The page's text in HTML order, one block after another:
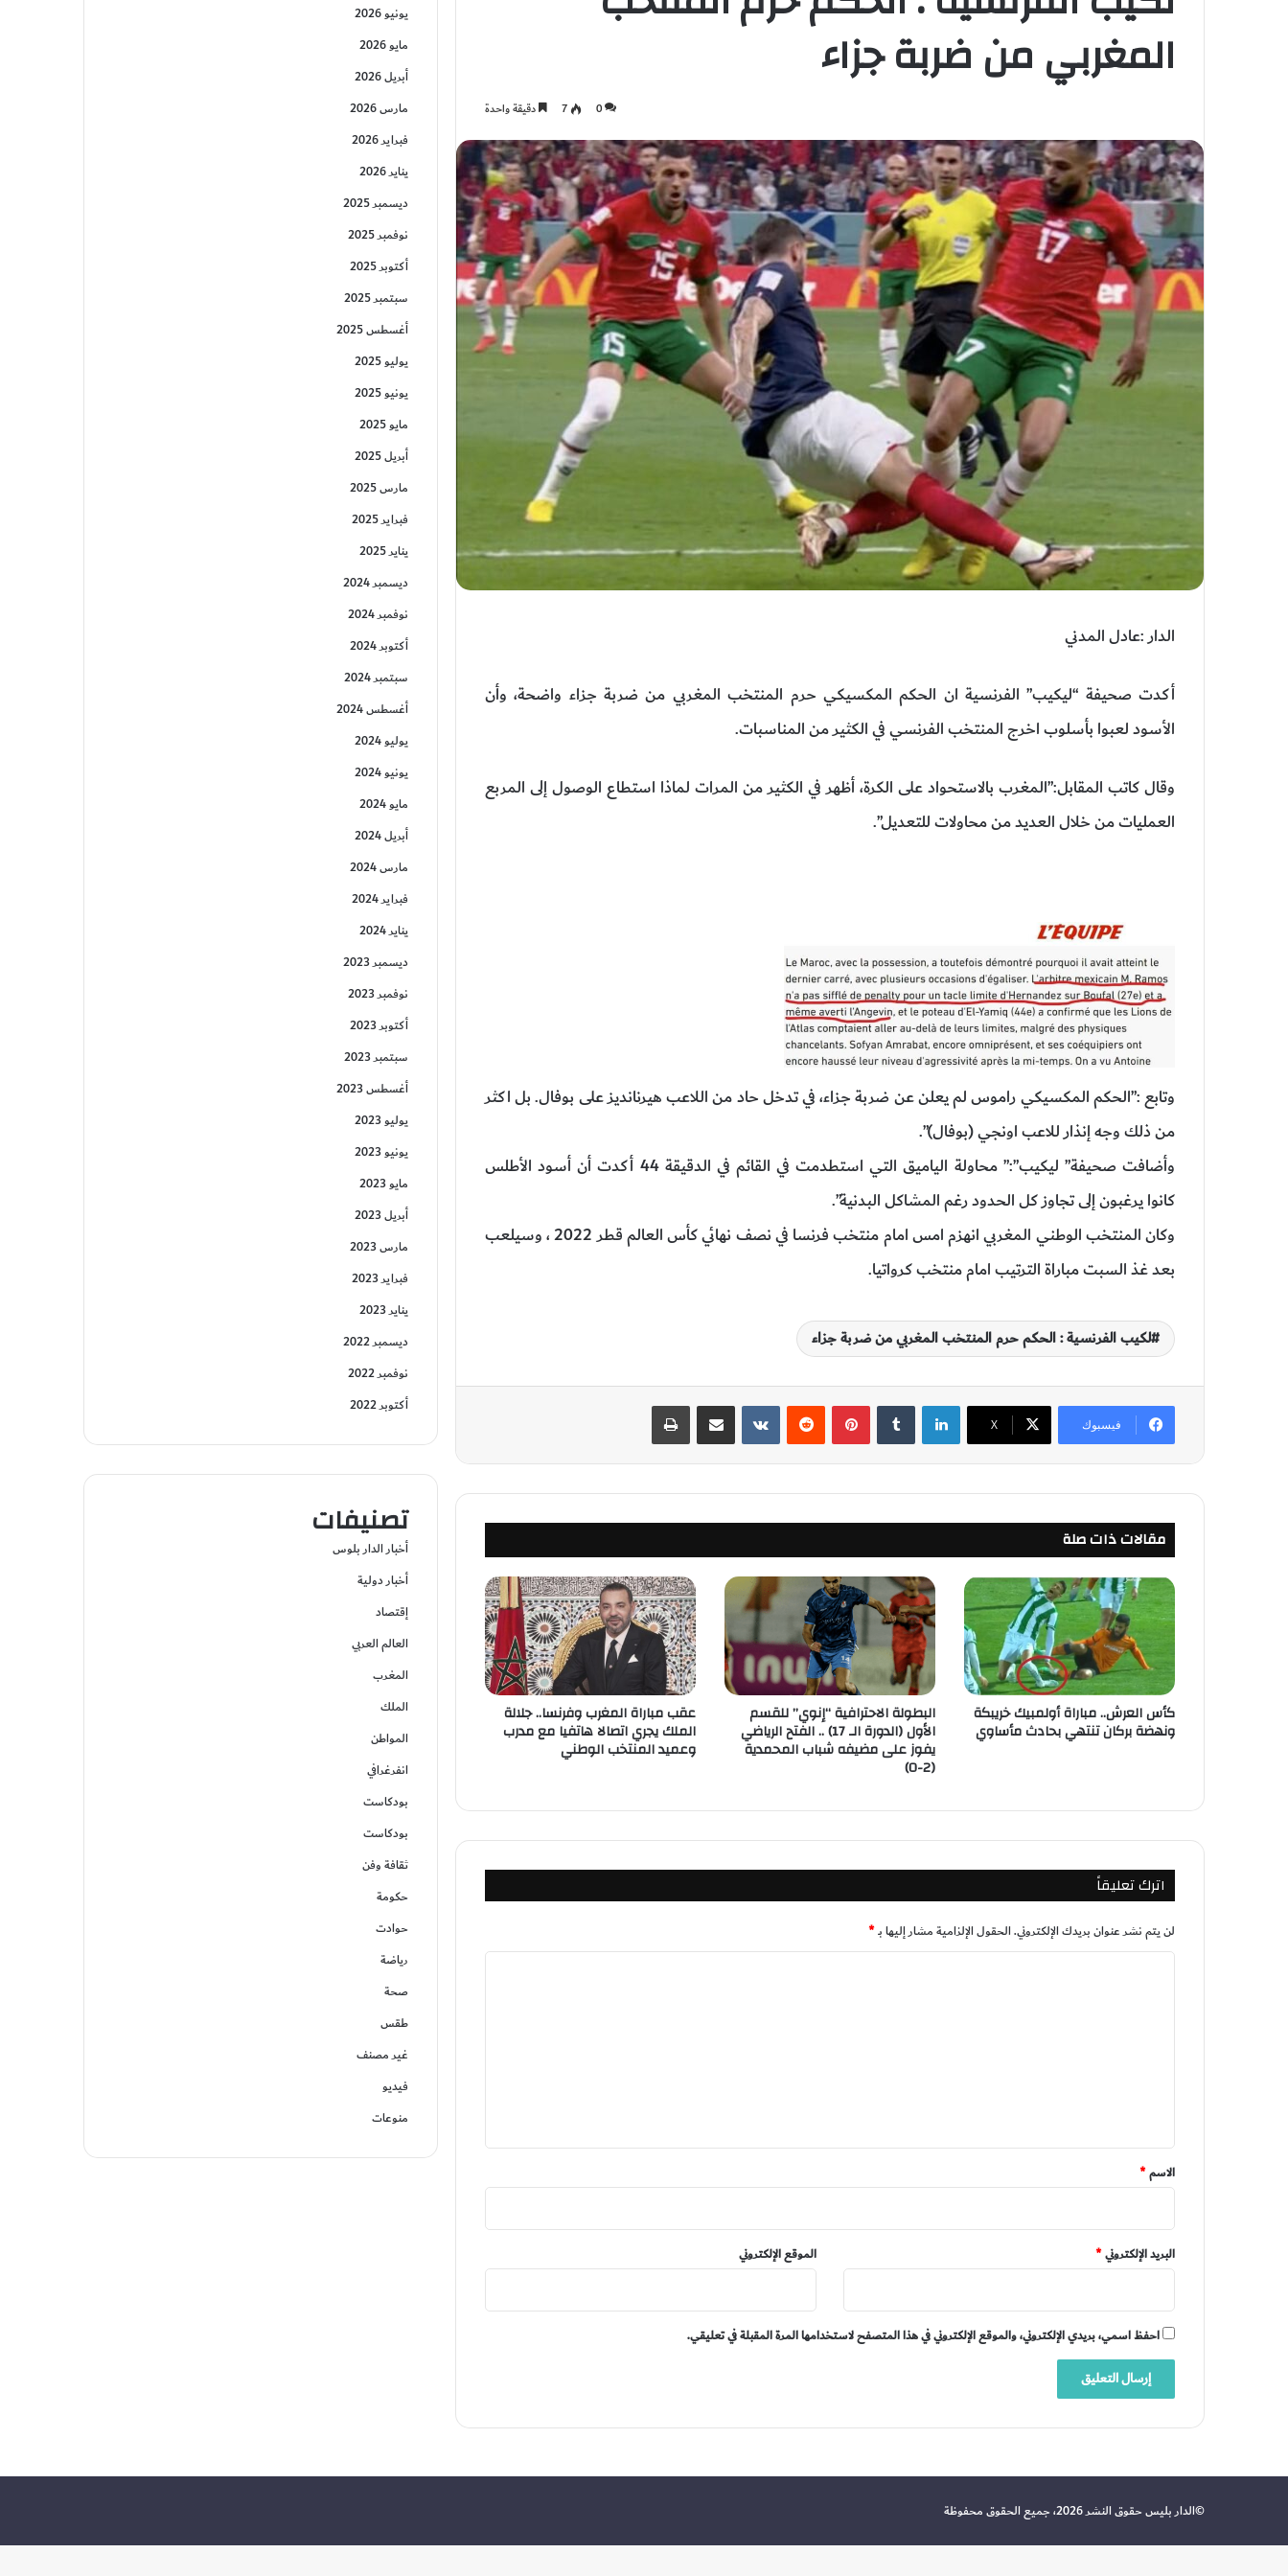
المغربي من ضربة جزاء
0
7 دقيقة واحدة
الدار :عادل المدني
أكدت صحيفة “ليكيب” الفرنسية ان الحكم المكسيكي حرم المنتخب المغربي من ضربة جزاء واضحة، وأن
الأسود لعبوا بأسلوب اخرج المنتخب الفرنسي في الكثير من المناسبات.
وقال كاتب المقابل:”المغرب بالاستحواد على الكرة، أظهر في الكثير من المرات لماذا استطاع الوصول إلى المربع
العمليات من خلال العديد من محاولات للتعديل”.
وتابع :”الحكم المكسيكي راموس لم يعلن عن ضربة جزاء، في تدخل حاد من اللاعب هيرنانديز على بوفال. بل اكثر
من ذلك وجه إنذار للاعب اونجي (بوفال)”.
وأضافت صحيفة” ليكيب”:” محاولة الياميق التي استطدمت في القائم في الدقيقة 44 أكدت أن أسود الأطلس
كانوا يرغبون إلى تجاوز كل الحدود رغم المشاكل البدنية”.
وكان المنتخب الوطني المغربي انهزم امس امام منتخب فرنسا في نصف نهائي كأس العالم قطر 2022 ، وسيلعب
بعد غذ السبت مباراة الترتيب امام منتخب كرواتيا.
لكيب الفرنسية : الحكم حرم المنتخب المغربي من ضربة جزاء
فيسبوك ‫X
لينكدإن بينتيريست
مقالات ذات صلة
كأس العرش.. مباراة أولمبيك خريبكة
ونهضة بركان تنتهي بحادث مأساوي
البطولة الاحترافية “إنوي” للقسم
الأول (الدورة الـ 17) .. الفتح الرياضي
يفوز على مضيفه شباب المحمدية
(2-0)
عقب مباراة المغرب وفرنسا.. جلالة
الملك يجري اتصالا هاتفيا مع مدرب
وعميد المنتخب الوطني
اترك تعليقاً
لن يتم نشر عنوان بريدك الإلكتروني.الحقول الإلزامية مشار إليها بـ*
*
الاسم*
البريد الإلكتروني* الموقع الإلكتروني
احفظ اسمي، بريدي الإلكتروني، والموقع الإلكتروني في هذا المتصفح لاستخدامها المرة المقبلة في تعليقي.
يونيو 2026
مايو 2026
أبريل 2026
مارس 2026
فبراير 2026
يناير 2026
ديسمبر 2025
نوفمبر 2025
أكتوبر 2025
سبتمبر 2025
أغسطس 2025
يوليو 2025
يونيو 2025
مايو 2025
أبريل 2025
مارس 2025
فبراير 2025
يناير 2025
ديسمبر 2024
نوفمبر 2024
أكتوبر 2024
سبتمبر 2024
أغسطس 2024
يوليو 2024
يونيو 2024
مايو 2024
أبريل 2024
مارس 2024
فبراير 2024
يناير 2024
ديسمبر 2023
نوفمبر 2023
أكتوبر 2023
سبتمبر 2023
أغسطس 2023
يوليو 2023
يونيو 2023
مايو 2023
أبريل 2023
مارس 2023
فبراير 2023
يناير 2023
ديسمبر 2022
نوفمبر 2022
أكتوبر 2022
تصنيفات
أخبار الدار بلوس
أخبار دولية
إقتصاد
العالم العربي
المغرب
الملك
المواطن
انفرغرافي
بودكاست
بودكاست
ثقافة وفن
حكومة
حوادت
رياضة
صحة
طقس
غير مصنف
فيديو
منوعات
©الدار بليس حقوق النشر 2026، جميع الحقوق محفوظة